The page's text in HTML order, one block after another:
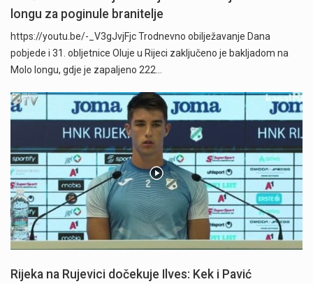
longu za poginule branitelje
https://youtu.be/-_V3gJvjFjc Trodnevno obilježavanje Dana
pobjede i 31. obljetnice Oluje u Rijeci zaključeno je bakljadom na
Molo longu, gdje je zapaljeno 222…
Rijeka na Rujevici dočekuje Ilves: Kek i Pavić